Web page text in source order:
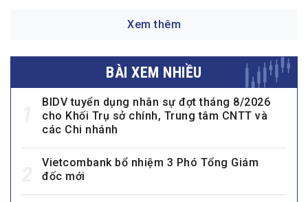
Xem thêm
BÀI XEM NHIỀU
BIDV tuyển dụng nhân sự đợt tháng 8/2026
cho Khối Trụ sở chính, Trung tâm CNTT và
các Chi nhánh
Vietcombank bổ nhiệm 3 Phó Tổng Giám
đốc mới